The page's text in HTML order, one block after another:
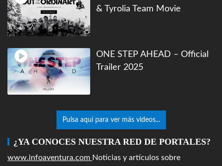
& Tyrolia Team Movie
ONE STEP AHEAD – Official
Trailer 2025
Pulsa aquí para ver más videos...
¿YA CONOCES NUESTRA RED DE PORTALES?
www.infoaventura.com Noticias y artículos sobre